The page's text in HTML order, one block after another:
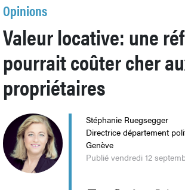
Opinions
Valeur locative: une
pourrait coûter cher
propriétaires
Stéphanie Ruegsegger
Directrice département
Genève
Publié vendredi 12